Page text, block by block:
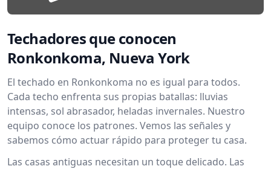
Techadores que conocen
Ronkonkoma, Nueva York
El techado en Ronkonkoma no es igual para todos.
Cada techo enfrenta sus propias batallas: lluvias
intensas, sol abrasador, heladas invernales. Nuestro
equipo conoce los patrones. Vemos las señales y
sabemos cómo actuar rápido para proteger tu casa.
Las casas antiguas necesitan un toque delicado. Las